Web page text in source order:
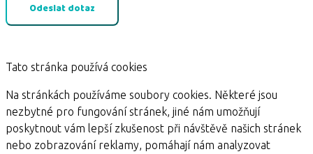
Odeslat dotaz
Tato stránka používá cookies
Na stránkách používáme soubory cookies. Některé jsou
nezbytné pro fungování stránek, jiné nám umožňují
poskytnout vám lepší zkušenost při návštěvě našich stránek
nebo zobrazování reklamy, pomáhají nám analyzovat